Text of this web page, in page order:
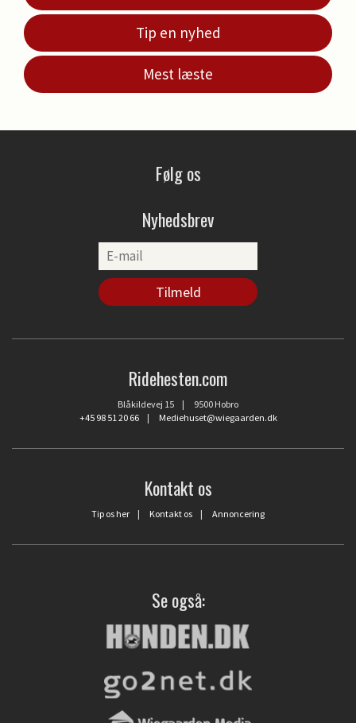
Tip en nyhed
Mest læste
Følg os
Nyhedsbrev
Ridehesten.com
Blåkildevej 15 | 9500 Hobro
+45 98 51 20 66| Mediehuset@wiegaarden.dk
Kontakt os
Tip os her | Kontakt os | Annoncering
Se også: